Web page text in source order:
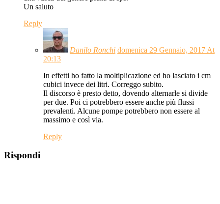
Un saluto
Reply
Danilo Ronchi domenica 29 Gennaio, 2017 At
20:13
In effetti ho fatto la moltiplicazione ed ho lasciato i cm
cubici invece dei litri. Correggo subito.
Il discorso è presto detto, dovendo alternarle si divide
per due. Poi ci potrebbero essere anche più flussi
prevalenti. Alcune pompe potrebbero non essere al
massimo e così via.
Reply
Rispondi